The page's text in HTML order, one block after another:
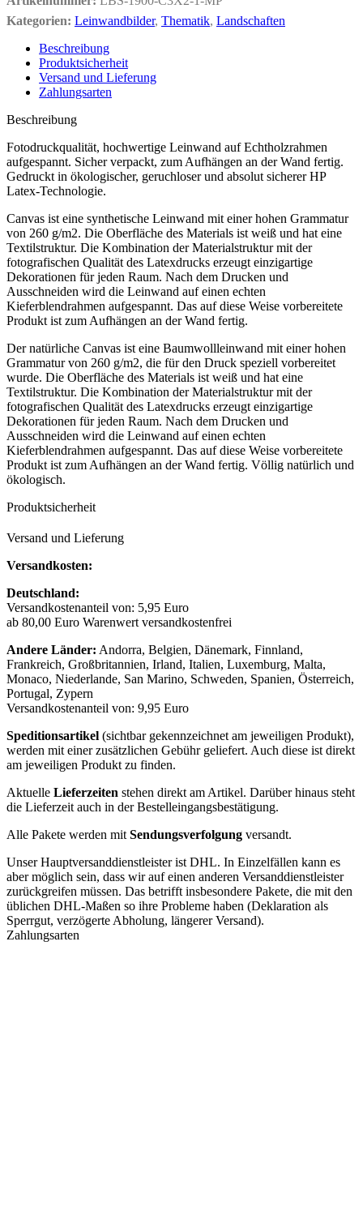
Kategorien: Leinwandbilder, Thematik, Landschaften
Beschreibung
Produktsicherheit
Versand und Lieferung
Zahlungsarten
Beschreibung
Fotodruckqualität, hochwertige Leinwand auf Echtholzrahmen
aufgespannt. Sicher verpackt, zum Aufhängen an der Wand fertig.
Gedruckt in ökologischer, geruchloser und absolut sicherer HP
Latex-Technologie.
Canvas ist eine synthetische Leinwand mit einer hohen Grammatur
von 260 g/m2. Die Oberfläche des Materials ist weiß und hat eine
Textilstruktur. Die Kombination der Materialstruktur mit der
fotografischen Qualität des Latexdrucks erzeugt einzigartige
Dekorationen für jeden Raum. Nach dem Drucken und
Ausschneiden wird die Leinwand auf einen echten
Kieferblendrahmen aufgespannt. Das auf diese Weise vorbereitete
Produkt ist zum Aufhängen an der Wand fertig.
Der natürliche Canvas ist eine Baumwollleinwand mit einer hohen
Grammatur von 260 g/m2, die für den Druck speziell vorbereitet
wurde. Die Oberfläche des Materials ist weiß und hat eine
Textilstruktur. Die Kombination der Materialstruktur mit der
fotografischen Qualität des Latexdrucks erzeugt einzigartige
Dekorationen für jeden Raum. Nach dem Drucken und
Ausschneiden wird die Leinwand auf einen echten
Kieferblendrahmen aufgespannt. Das auf diese Weise vorbereitete
Produkt ist zum Aufhängen an der Wand fertig. Völlig natürlich und
ökologisch.
Produktsicherheit
Versand und Lieferung
Versandkosten:
Deutschland:
Versandkostenanteil von: 5,95 Euro
ab 80,00 Euro Warenwert versandkostenfrei
Andere Länder: Andorra, Belgien, Dänemark, Finnland,
Frankreich, Großbritannien, Irland, Italien, Luxemburg, Malta,
Monaco, Niederlande, San Marino, Schweden, Spanien, Österreich,
Portugal, Zypern
Versandkostenanteil von: 9,95 Euro
Speditionsartikel (sichtbar gekennzeichnet am jeweiligen Produkt),
werden mit einer zusätzlichen Gebühr geliefert. Auch diese ist direkt
am jeweiligen Produkt zu finden.
Aktuelle Lieferzeiten stehen direkt am Artikel. Darüber hinaus steht
die Lieferzeit auch in der Bestelleingangsbestätigung.
Alle Pakete werden mit Sendungsverfolgung versandt.
Unser Hauptversanddienstleister ist DHL. In Einzelfällen kann es
aber möglich sein, dass wir auf einen anderen Versanddienstleister
zurückgreifen müssen. Das betrifft insbesondere Pakete, die mit den
üblichen DHL-Maßen so ihre Probleme haben (Deklaration als
Sperrgut, verzögerte Abholung, längerer Versand).
Zahlungsarten